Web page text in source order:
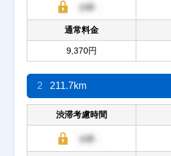
通常料金
9,370円
2 211.7km
渋滞考慮時間